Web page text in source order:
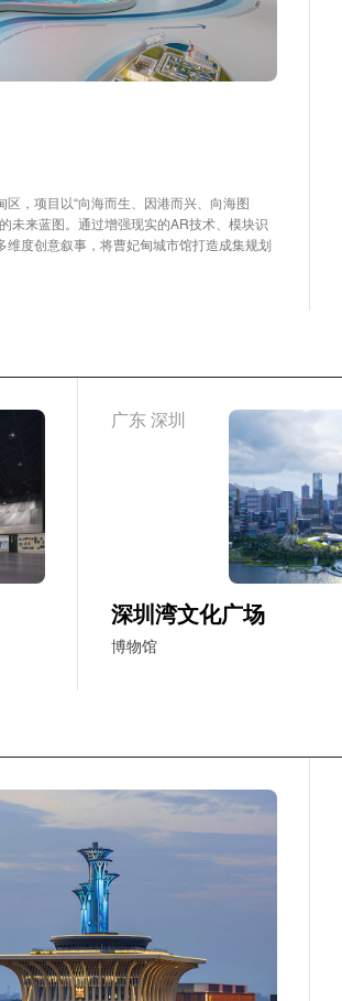
，项目以“向海而生、因港而兴、向海图
未来蓝图。通过增强现实的AR技术、模块识
度创意叙事，将曹妃甸城市馆打造成集规划
广东 深圳
深圳湾文化广场
博物馆